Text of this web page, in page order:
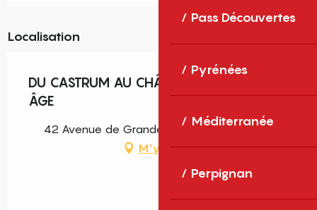
Pass Découvertes
Pyrénées
Méditerranée
Perpignan
Localisation
DU CASTRUM AU CHÂTEAU : LE MOYEN
ÂGE
42 Avenue de Grande-Bretagne, Perpignan
M'y rendre